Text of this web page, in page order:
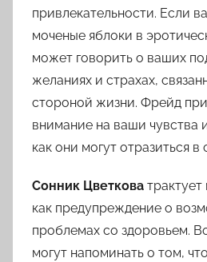
привлекательности. Если
моченые яблоки в
может говорить о ваших
желаниях и страхах,
стороной жизни. Фрейд
внимание на ваши чувства
как они могут отразиться в
Сонник Цветкова
как предупреждение о
проблемах со здоровьем.
могут напоминать о том,